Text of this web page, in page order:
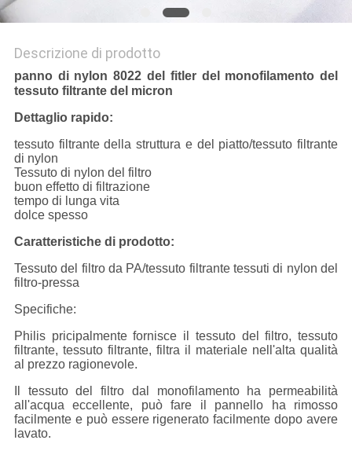
Descrizione di prodotto
panno di nylon 8022 del fitler del monofilamento del
tessuto filtrante del micron
Dettaglio rapido:
tessuto filtrante della struttura e del piatto/tessuto filtrante
di nylon
Tessuto di nylon del filtro
buon effetto di filtrazione
tempo di lunga vita
dolce spesso
Caratteristiche di prodotto:
Tessuto del filtro da PA/tessuto filtrante tessuti di nylon del
filtro-pressa
Specifiche:
Philis pricipalmente fornisce il tessuto del filtro, tessuto
filtrante, tessuto filtrante, filtra il materiale nell'alta qualità
al prezzo ragionevole.
Il tessuto del filtro dal monofilamento ha permeabilità
all'acqua eccellente, può fare il pannello ha rimosso
facilmente e può essere rigenerato facilmente dopo avere
lavato.